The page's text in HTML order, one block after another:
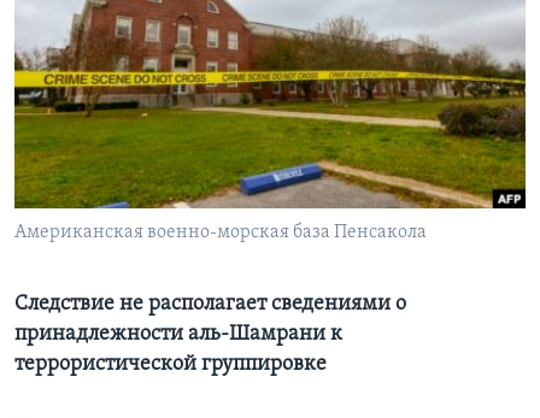
Learning English
СОЦИАЛЬНЫЕ СЕТИ
Американская военно-морская база Пенсакола
Следствие не располагает сведениями о
принадлежности аль-Шамрани к
террористической группировке